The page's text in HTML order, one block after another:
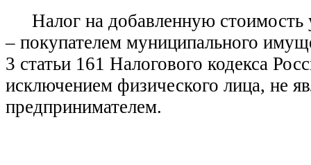
Налог на добавленную стоимость
– покупателем муниципального
3 статьи 161 Налогового кодекса
исключением физического лица, не
предпринимателем.